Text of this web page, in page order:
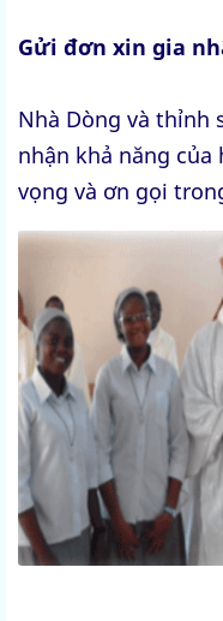
Gửi đơn xin gia
Nhà Dòng và thỉnh
nhận khả năng của
vọng và ơn gọi